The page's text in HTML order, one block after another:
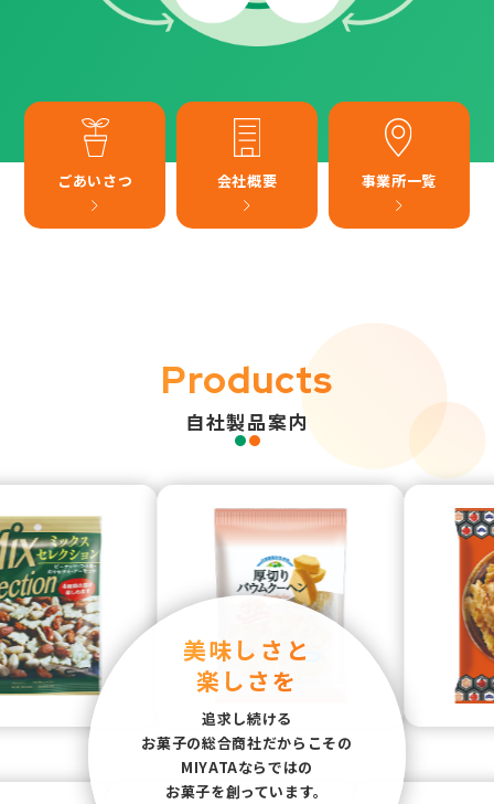
ごあいさつ 会社概要 事業所一覧
Products
自社製品案内
美味しさと
楽しさを
追求し続ける
お菓子の総合商社だからこその
MIYATAならではの
お菓子を創っています。